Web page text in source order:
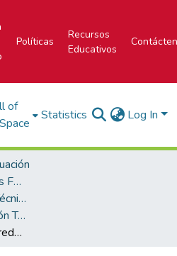
Políticas
Recursos
Educativos
of
Statistics Log In
Biblioteca José Figueres Ferrer
Escuela de Educación Técnica
Licenciatura en Educación Técnica
Análisis del uso de las redes sociales como recurso pedagógico de los estudiantes y profesores del Área de Dibujo Arquitectónico en el Subárea de Dibujo Urbanístico del CTP de Aserrí para la propuesta de un manual de estrategias didácticas que fortalezca los procesos de enseñanza y aprendizaje